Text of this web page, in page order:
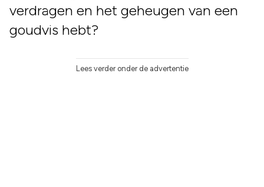
verdragen en het geheugen van een
goudvis hebt?
Lees verder onder de advertentie